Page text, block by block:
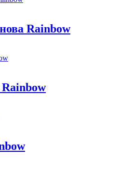
Rainbow
Rainbow